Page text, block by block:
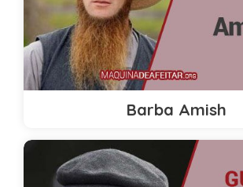
Barba Amish